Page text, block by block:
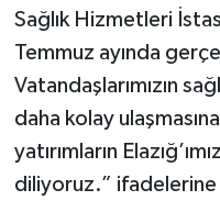
Sağlık Hizmetleri
Temmuz ayında
Vatandaşlarımızın
daha kolay
yatırımların
diliyoruz.”